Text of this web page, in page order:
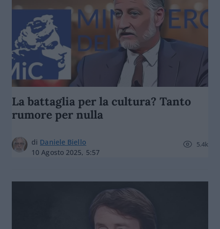
La battaglia per la cultura? Tanto
rumore per nulla
di Daniele Biello
10 Agosto 2025, 5:57
5.4k